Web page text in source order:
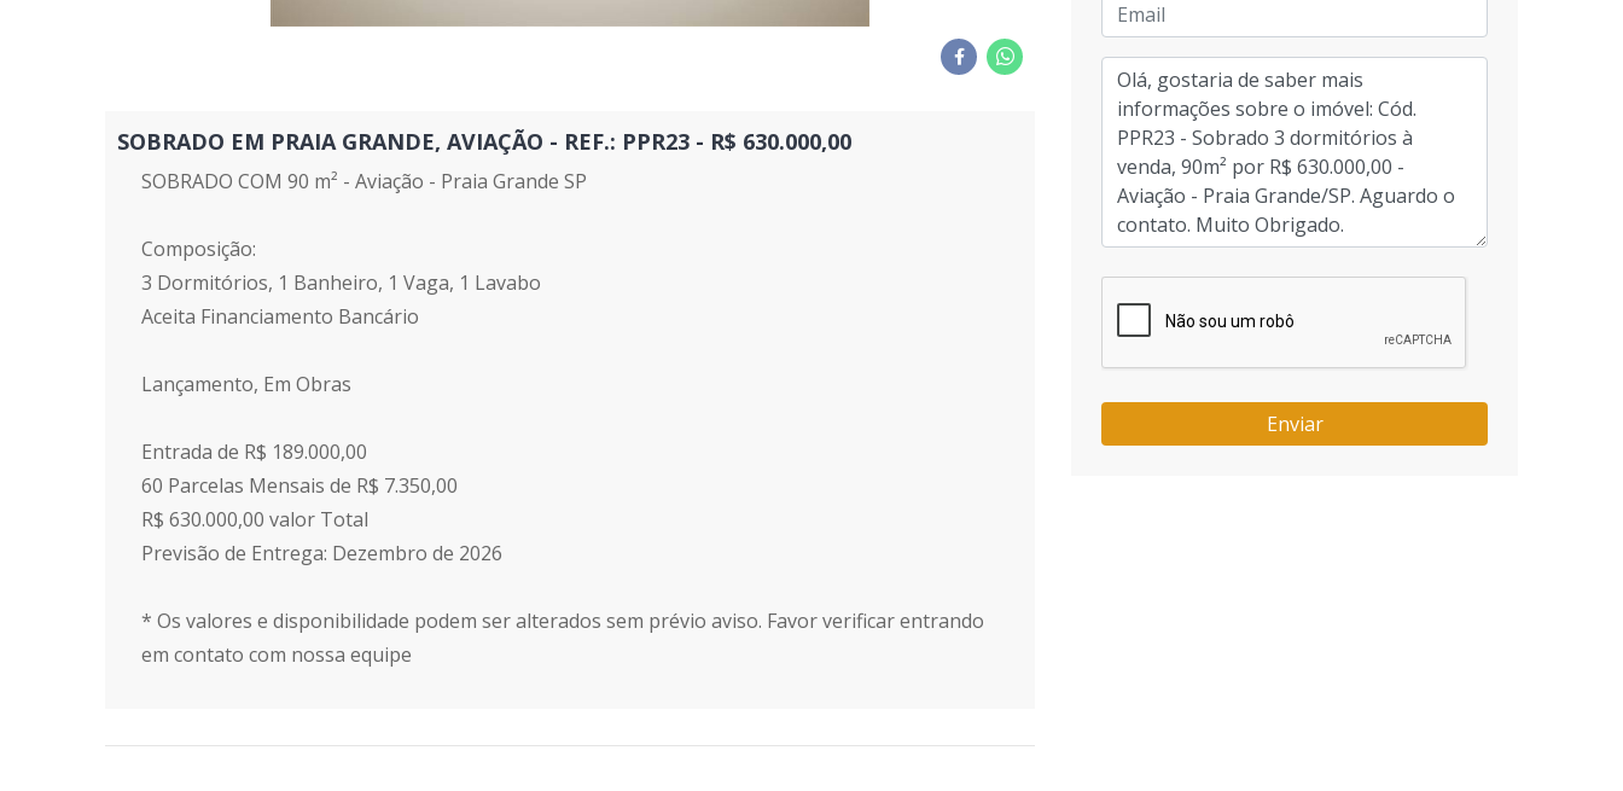
SOBRADO EM PRAIA GRANDE, AVIAÇÃO - REF.: PPR23 - R$ 630.000,00
SOBRADO COM 90 m² - Aviação - Praia Grande SP
Composição:
3 Dormitórios, 1 Banheiro, 1 Vaga, 1 Lavabo
Aceita Financiamento Bancário
Lançamento, Em Obras
Entrada de R$ 189.000,00
60 Parcelas Mensais de R$ 7.350,00
R$ 630.000,00 valor Total
Previsão de Entrega: Dezembro de 2026
* Os valores e disponibilidade podem ser alterados sem prévio aviso. Favor verificar entrando
em contato com nossa equipe
Enviar